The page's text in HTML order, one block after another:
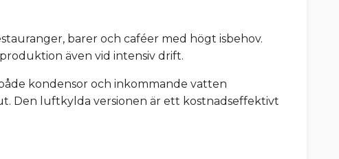
barer och caféer med högt isbehov.
även vid intensiv drift.
kondensor och inkommande vatten
Den luftkylda versionen är ett kostnadseffektivt